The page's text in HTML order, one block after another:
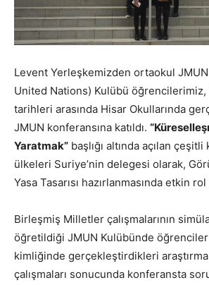
Levent Yerleşkemizden ortaokul
United Nations) Kulübü öğrencilerimiz,
tarihleri arasında Hisar Okullarında
JMUN konferansına katıldı.
Yaratmak” başlığı altında açılan
ülkeleri Suriye’nin delegesi olarak,
Yasa Tasarısı hazırlanmasında etkin rol
Birleşmiş Milletler çalışmalarının
öğretildiği JMUN Kulübünde
kimliğinde gerçekleştirdikleri
çalışmaları sonucunda konferansta